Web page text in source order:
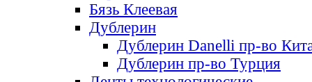
Бязь Клеевая
Дублерин
Дублерин Danelli пр-во
Дублерин пр-во Турция